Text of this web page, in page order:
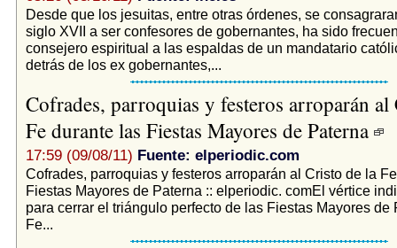
Desde que los jesuitas, entre otras órdenes, se
siglo XVII a ser confesores de gobernantes, ha sido
consejero espiritual a las espaldas de un mandatario
detrás de los ex gobernantes,...
Cofrades, parroquias y festeros arroparán al
Fe durante las Fiestas Mayores de Paterna
17:59 (09/08/11) Fuente: elperiodic.com
Cofrades, parroquias y festeros arroparán al Cristo de la
Fiestas Mayores de Paterna :: elperiodic. comEl vértice
para cerrar el triángulo perfecto de las Fiestas Mayores de
Fe...